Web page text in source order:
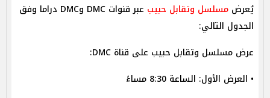
يُعرض مسلسل وتقابل حبيب
عبر قنوات DMC وDMC دراما وفق
الجدول التالي:
عرض مسلسل وتقابل حبيب على قناة DMC:
• العرض الأول: الساعة 8:30 مساءً